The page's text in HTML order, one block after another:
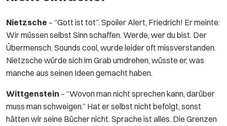
Nietzsche – “Gott ist tot”. Spoiler Alert, Friedrich! Er meinte:
Wir müssen selbst Sinn schaffen. Werde, wer du bist. Der
Übermensch. Sounds cool, wurde leider oft missverstanden.
Nietzsche würde sich im Grab umdrehen, wüsste er, was
manche aus seinen Ideen gemacht haben.
Wittgenstein – “Wovon man nicht sprechen kann, darüber
muss man schweigen.” Hat er selbst nicht befolgt, sonst
hätten wir seine Bücher nicht. Sprache ist alles. Die Grenzen